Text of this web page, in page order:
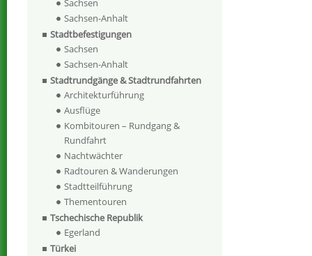
Sachsen
Sachsen-Anhalt
Stadtbefestigungen
Sachsen
Sachsen-Anhalt
Stadtrundgänge & Stadtrundfahrten
Architekturführung
Ausflüge
Kombitouren – Rundgang &
Rundfahrt
Nachtwächter
Radtouren & Wanderungen
Stadtteilführung
Thementouren
Tschechische Republik
Egerland
Türkei